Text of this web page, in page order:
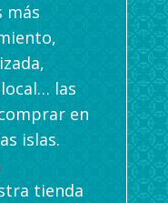
más
las
en
islas.
tienda